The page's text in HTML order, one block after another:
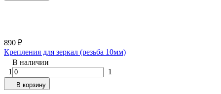
890 ₽
Крепления для зеркал (резьба 10мм)
В наличии
1
1
В корзину